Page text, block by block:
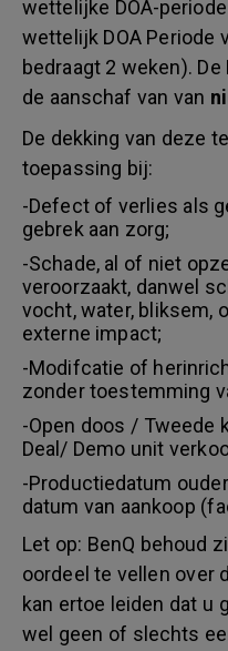
wettelijke DOA-
wettelijk DOA Periode
bedraagt 2 weken).
de aanschaf van van
De dekking van deze
toepassing bij:
-Defect of verlies als
gebrek aan zorg;
-Schade, al of niet
veroorzaakt, danwel
vocht, water, bliksem,
externe impact;
-Modifcatie of
zonder toestemming
-Open doos / Tweede
Deal/ Demo unit
-Productiedatum
datum van aankoop
Let op: BenQ behoud
oordeel te vellen over
kan ertoe leiden dat u
wel geen of slechts